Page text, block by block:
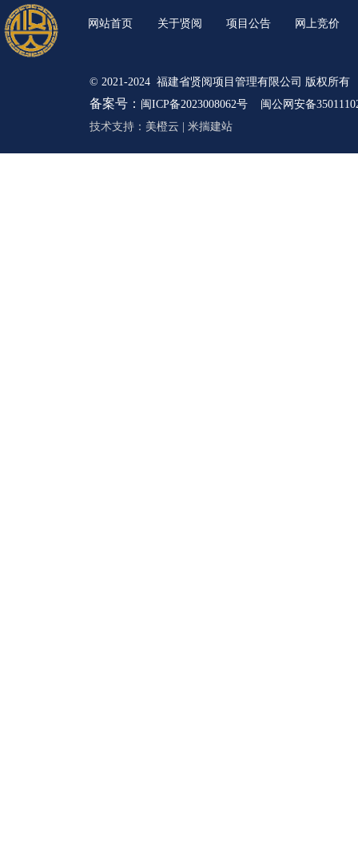
© 2021-2024 福建省贤阅项目管理有限公司 版权所有
备案号： 闽ICP备2023008062号
闽公网安备
技术支持： 美橙云 米揣建站
网站首页 关于贤阅 项目公告 网上竞价